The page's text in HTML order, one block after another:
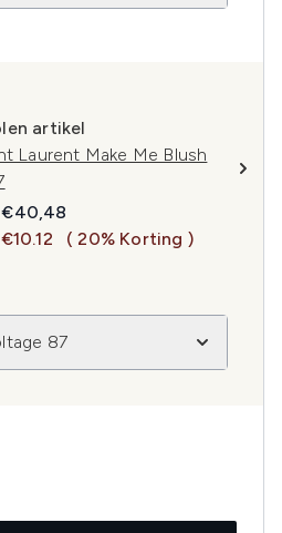
artikel
Laurent Make Me Blush
Retail Price:
Huidige prijs:
€40,48
( 20% Korting )
87